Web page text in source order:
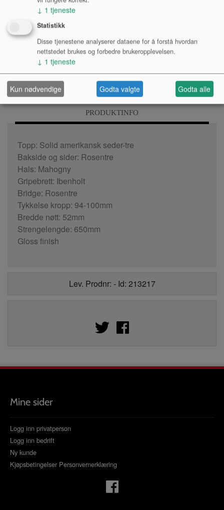
Tilgjengelighet:
Se lagerstatus i varehus
PRODUKTINFO
Topp: Solid amerikansk seder-tre
Bakside og sider: Rosentre
Hals: Mahogny
Gripebrett: Ibenholt
Bridge: Rosentre
Tykkelse kropp: 94-100mm
Bredde nøtt: 52mm
Strengelengde: 650mm
Gloss finish
Lev. Prodnr: - Id: 213217
Mine sider
Logg inn privatperson
Logg inn bedrift
Ny kunde
Kjøpsbetingelser Personvernerklæring
↓ 1 tjeneste
Statistikk
Disse tjenestene analyserer dataene for å forstå hvordan
nettstedet brukes og forbedre brukeropplevelsen.
↓ 1 tjeneste
Kun nødvendige Godta valgte Godta alle